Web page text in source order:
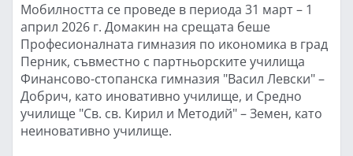
Мобилността се проведе в периода 31 март – 1
април 2026 г. Домакин на срещата беше
Професионалната гимназия по икономика в град
Перник, съвместно с партньорските училища
Финансово-стопанска гимназия "Васил Левски" –
Добрич, като иновативно училище, и Средно
училище "Св. св. Кирил и Методий" – Земен, като
неиновативно училище.